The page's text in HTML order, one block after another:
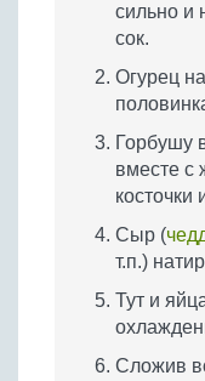
сильно и
сок.
Огурец
Горбушу
вместе с
косточки
Сыр (
т.п.)
Тут и
Сложив